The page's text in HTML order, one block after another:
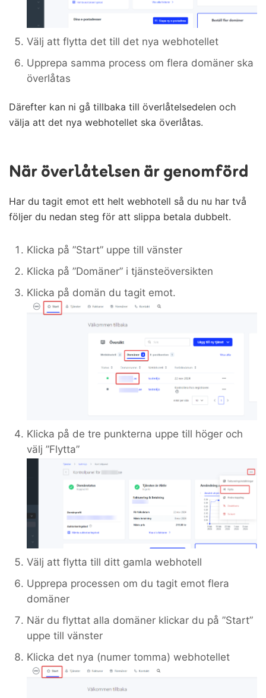
Välj att flytta det till det nya webhotellet
Upprepa samma process om flera domäner ska
överlåtas
Därefter kan ni gå tillbaka till överlåtelsedelen och
välja att det nya webhotellet ska överlåtas.
När överlåtelsen är genomförd
Har du tagit emot ett helt webhotell så du nu har två
följer du nedan steg för att slippa betala dubbelt.
Klicka på ”Start” uppe till vänster
Klicka på ”Domäner” i tjänsteöversikten
Klicka på domän du tagit emot.
Klicka på de tre punkterna uppe till höger och
välj ”Flytta”
Välj att flytta till ditt gamla webhotell
Upprepa processen om du tagit emot flera
domäner
När du flyttat alla domäner klickar du på ”Start”
uppe till vänster
Klicka det nya (numer tomma) webhotellet